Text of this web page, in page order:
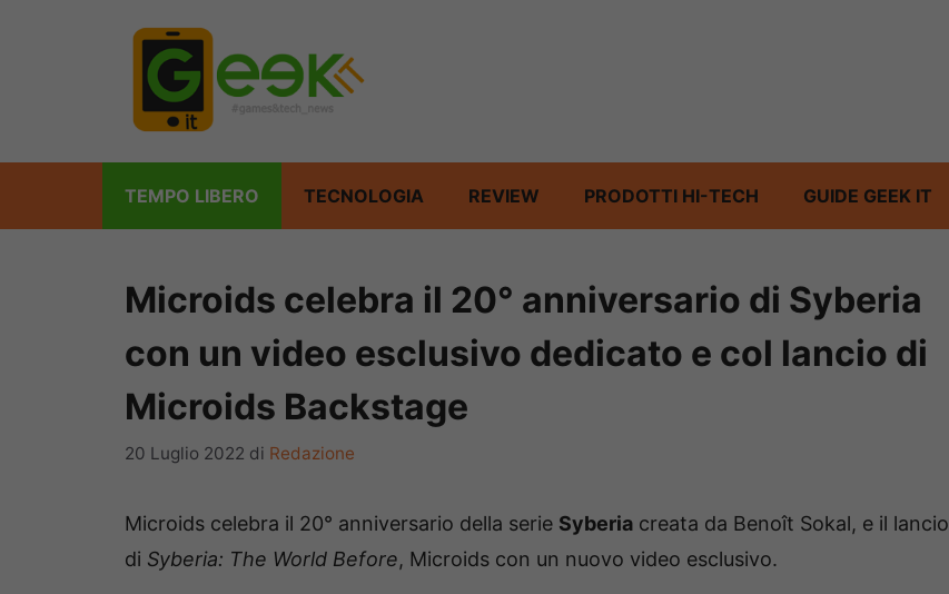
TEMPO LIBERO TECNOLOGIA REVIEW PRODOTTI HI-TECH GUIDE GEEK IT
Microids celebra il 20° anniversario di Syberia
con un video esclusivo dedicato e col lancio di
Microids Backstage
20 Luglio 2022 di Redazione
Microids celebra il 20° anniversario della serie Syberia creata da Benoît Sokal, e il lancio
di Syberia: The World Before, Microids con un nuovo video esclusivo.